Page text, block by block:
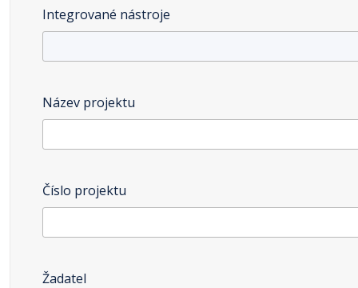
Integrované nástroje
Název projektu
Číslo projektu
Žadatel